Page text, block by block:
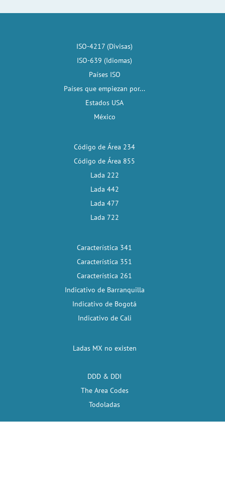
ISO-4217 (Divisas)
ISO-639 (Idiomas)
Países ISO
Países que empiezan por...
Estados USA
México
Código de Área 234
Código de Área 855
Lada 222
Lada 442
Lada 477
Lada 722
Característica 341
Característica 351
Característica 261
Indicativo de Barranquilla
Indicativo de Bogotá
Indicativo de Cali
Ladas MX no existen
DDD & DDI
The Area Codes
Todoladas